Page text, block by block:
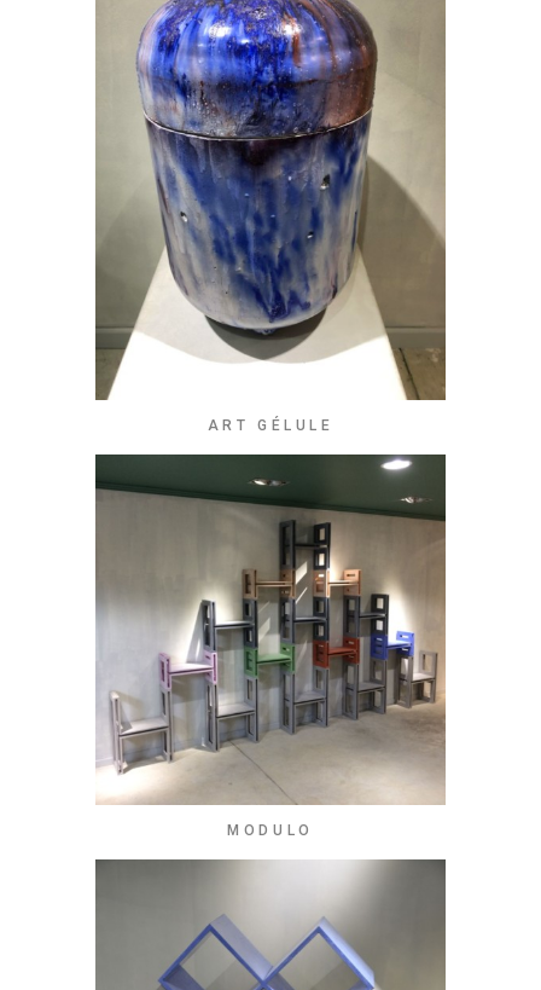
ART GÉLULE
MODULO